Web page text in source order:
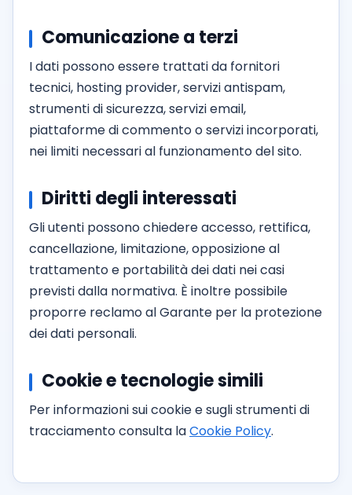
Comunicazione a terzi
I dati possono essere trattati da fornitori
tecnici, hosting provider, servizi antispam,
strumenti di sicurezza, servizi email,
piattaforme di commento o servizi incorporati,
nei limiti necessari al funzionamento del sito.
Diritti degli interessati
Gli utenti possono chiedere accesso, rettifica,
cancellazione, limitazione, opposizione al
trattamento e portabilità dei dati nei casi
previsti dalla normativa. È inoltre possibile
proporre reclamo al Garante per la protezione
dei dati personali.
Cookie e tecnologie simili
Per informazioni sui cookie e sugli strumenti di
tracciamento consulta laCookie Policy.